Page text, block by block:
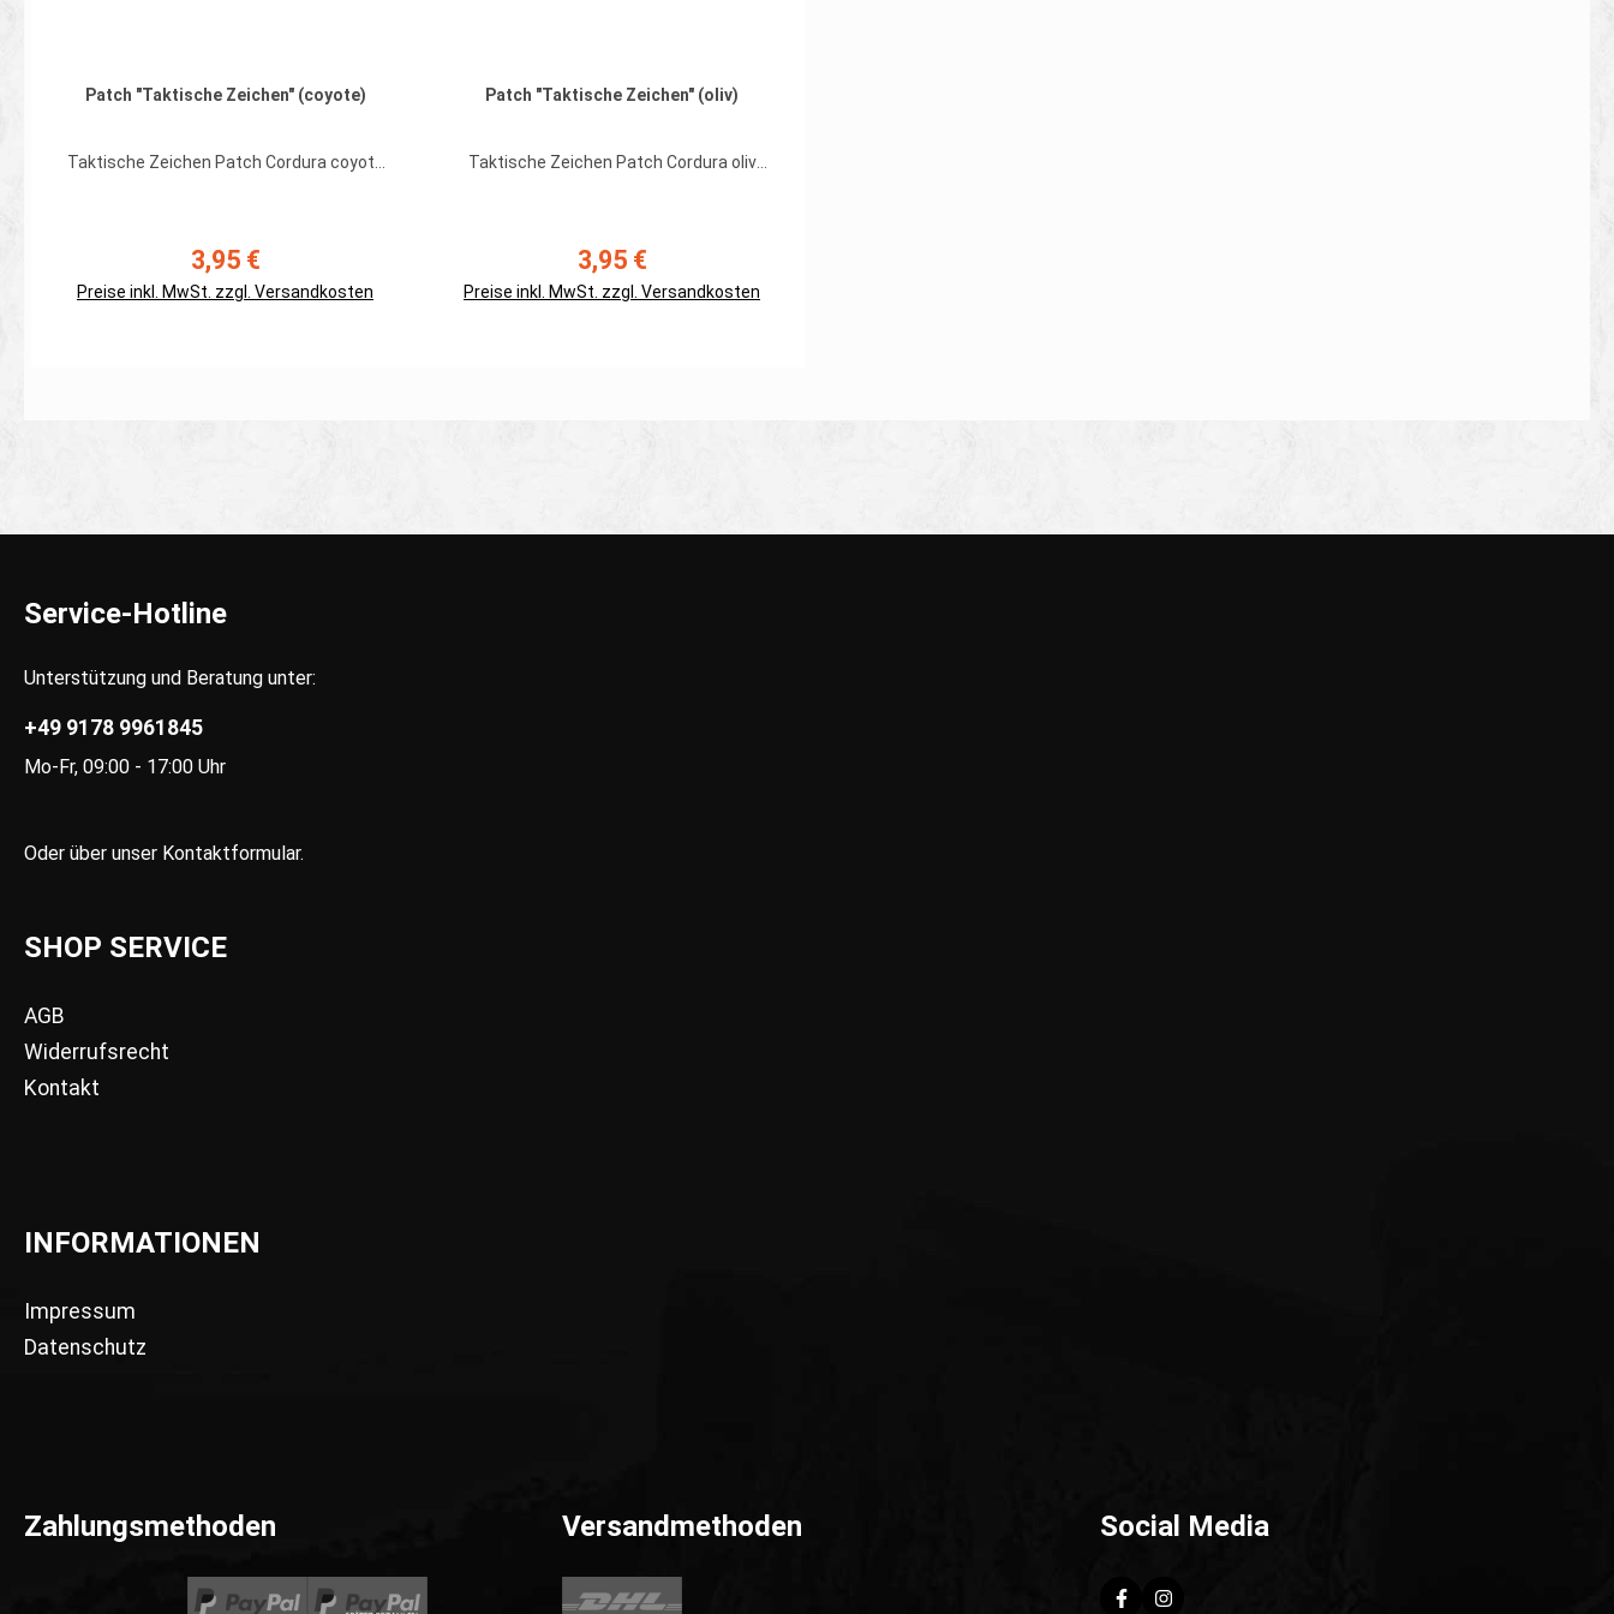
Patch "Taktische Zeichen" (coyote)
Taktische Zeichen Patch Cordura coyote
Regulärer Preis:
3,95 €
Preise inkl. MwSt. zzgl. Versandkosten
Patch "Taktische Zeichen" (oliv)
Taktische Zeichen Patch Cordura oliv
Regulärer Preis:
3,95 €
Preise inkl. MwSt. zzgl. Versandkosten
Service-Hotline
Unterstützung und Beratung unter:
+49 9178 9961845
Mo-Fr, 09:00 - 17:00 Uhr
Oder über unser Kontaktformular.
SHOP SERVICE
AGB
Widerrufsrecht
Kontakt
INFORMATIONEN
Impressum
Datenschutz
Zahlungsmethoden Versandmethoden Social Media